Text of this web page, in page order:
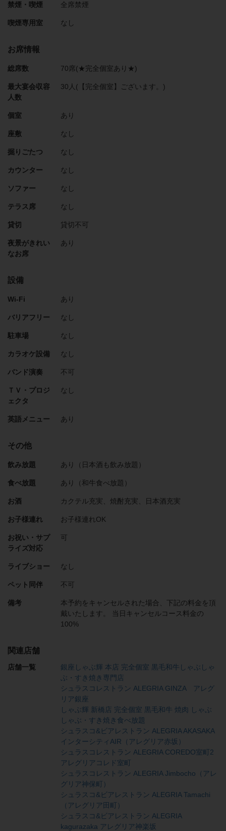
禁煙・喫煙 全席禁煙
喫煙専用室 なし
お席情報
総席数 70席(★完全個室あり★)
最大宴会収容
人数
30人(【完全個室】ございます。)
個室 あり
座敷 なし
掘りごたつ なし
カウンター なし
ソファー なし
テラス席 なし
貸切 貸切不可
夜景がきれい
なお席
あり
設備
Wi-Fi あり
バリアフリー なし
駐車場 なし
カラオケ設備 なし
バンド演奏 不可
ＴＶ・プロジ
ェクタ
なし
英語メニュー あり
その他
飲み放題 あり（日本酒も飲み放題）
食べ放題 あり（和牛食べ放題）
お酒 カクテル充実、焼酎充実、日本酒充実
お子様連れ お子様連れOK
お祝い・サプ
ライズ対応
可
ライブショー なし
ペット同伴 不可
備考
本予約をキャンセルされた場合、下記の料金を頂
戴いたします。 当日キャンセルコース料金の
100%
関連店舗
店舗一覧
銀座しゃぶ輝 本店 完全個室 黒毛和牛しゃぶしゃ
ぶ・すき焼き専門店
シュラスコレストラン ALEGRIA GINZA アレグ
リア銀座
しゃぶ輝 新橋店 完全個室 黒毛和牛 焼肉 しゃぶ
しゃぶ・すき焼き食べ放題
シュラスコ&ビアレストラン ALEGRIA AKASAKA
インターシティAIR（アレグリア赤坂）
シュラスコレストラン ALEGRIA COREDO室町2
アレグリアコレド室町
シュラスコレストラン ALEGRIA Jimbocho（アレ
グリア神保町）
シュラスコ&ビアレストラン ALEGRIA Tamachi
（アレグリア田町）
シュラスコ&ビアレストラン ALEGRIA
kagurazaka アレグリア神楽坂